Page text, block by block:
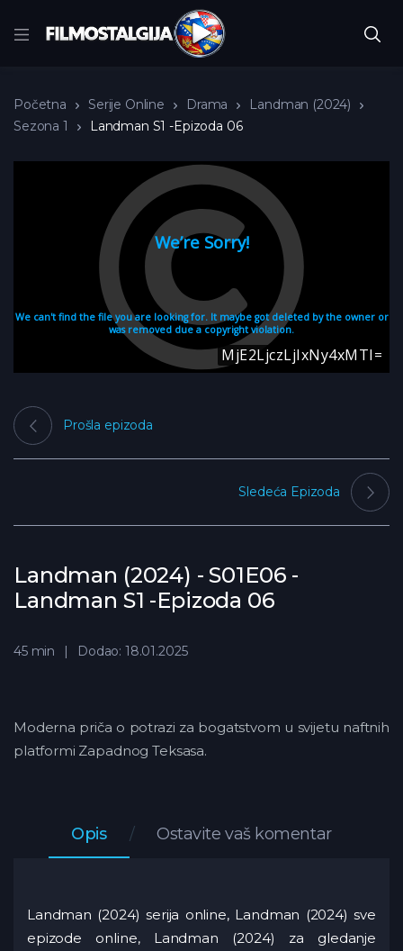
Početna Serije Online Drama
Landman (2024)
Sezona 1
Landman S1 -Epizoda 06
Landman (2024) - S01E06 -
Landman S1 -Epizoda 06
Prošla epizoda
Sledeća Epizoda
45 min Dodao: 18.01.2025
Moderna priča o potrazi za bogatstvom u svijetu naftnih
platformi Zapadnog Teksasa.
Opis Ostavite vaš komentar
Landman (2024) serija online, Landman (2024) sve
epizode online, Landman (2024) za gledanje